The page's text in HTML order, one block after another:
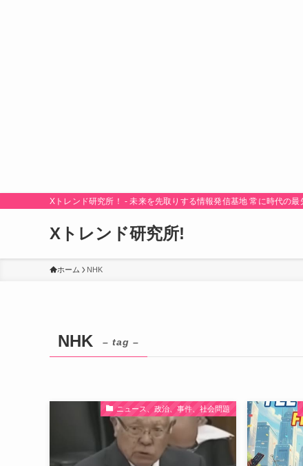
Xトレンド研究所！ - 未来を先取りする情報発信基地 常に時代の
Xトレンド研究所!
ホーム NHK
NHK – tag –
ニュース、政治、事件、社会問題